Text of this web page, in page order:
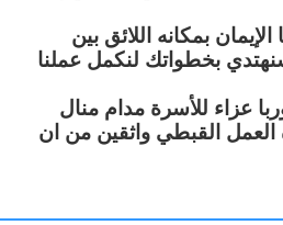
بمكانه اللائق بين
بخطواتك لنكمل عملنا
عزاء للأسرة مدام منال
العمل القبطي واثقين من ان